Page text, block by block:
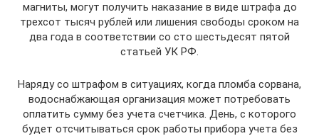
магниты, могут получить наказание в виде штрафа до
трехсот тысяч рублей или лишения свободы сроком на
два года в соответствии со сто шестьдесят пятой
статьей УК РФ.
Наряду со штрафом в ситуациях, когда пломба сорвана,
водоснабжающая организация может потребовать
оплатить сумму без учета счетчика. День, с которого
будет отсчитываться срок работы прибора учета без